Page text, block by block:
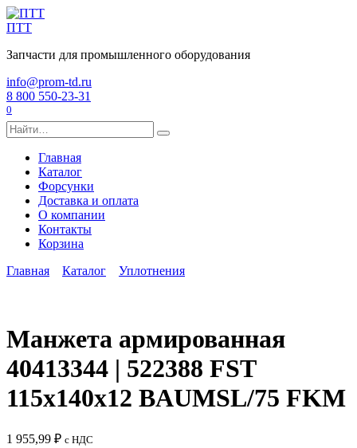
Перейти
к
ПТТ
Запчасти для промышленного оборудования
info@prom-td.ru
8 800 550-23-31
0
Search
for:
Главная
Каталог
Форсунки
Доставка и оплата
О компании
Контакты
Корзина
Главная
Каталог Уплотнения
Манжета армированная
40413344 | 522388 FST
115x140x12 BAUMSL/75 FKM
1 955,99 ₽ с НДС